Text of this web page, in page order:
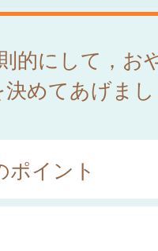
的にして，お
決めてあげま
ポイント